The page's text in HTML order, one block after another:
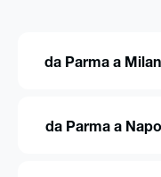
da Parma a
da Parma a